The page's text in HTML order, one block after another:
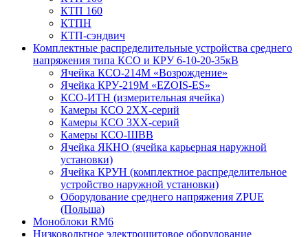
КТП 160
КТПН
КТП-сэндвич
Комплектные распределительные устройства среднего
напряжения типа КСО и КРУ 6-10-20-35кВ
Ячейка КСО-214М «Возрождение»
Ячейка КРУ-219М «EZOIS-ES»
КСО-ИТН (измерительная ячейка)
Камеры КСО 2ХХ-серий
Камеры КСО 3ХХ-серий
Камеры КСО-ШВВ
Ячейка ЯКНО (ячейка карьерная наружной
установки)
Ячейка КРУН (комплектное распределительное
устройство наружной установки)
Оборудование среднего напряжения ZPUE
(Польша)
Моноблоки RM6
Низковольтное электрощитовое оборудование